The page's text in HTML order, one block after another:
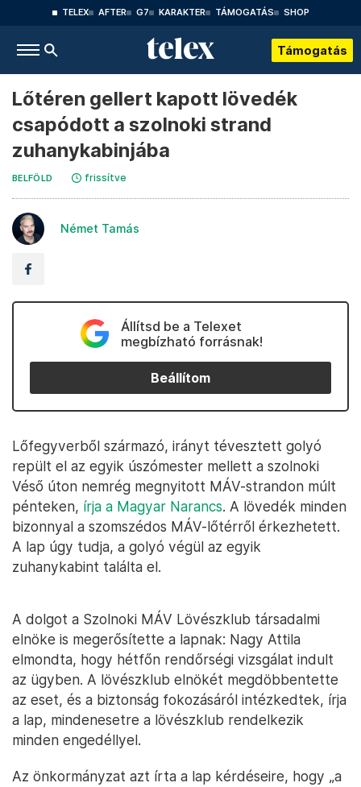
TELEX AFTER G7 KARAKTER TÁMOGATÁS SHOP
Támogatás
Lőtéren gellert kapott lövedék
csapódott a szolnoki strand
zuhanykabinjába
BELFÖLD frissítve
Német Tamás
Állítsd be a Telexet
megbízható forrásnak!
Beállítom
Lőfegyverből származó, irányt tévesztett golyó
repült el az egyik úszómester mellett a szolnoki
Véső úton nemrég megnyitott MÁV-strandon múlt
pénteken, írja a Magyar Narancs. A lövedék minden
bizonnyal a szomszédos MÁV-lőtérről érkezhetett.
A lap úgy tudja, a golyó végül az egyik
zuhanykabint találta el.
A dolgot a Szolnoki MÁV Lövészklub társadalmi
elnöke is megerősítette a lapnak: Nagy Attila
elmondta, hogy hétfőn rendőrségi vizsgálat indult
az ügyben. A lövészklub elnökét megdöbbentette
az eset, és a biztonság fokozásáról intézkedtek, írja
a lap, mindenesetre a lövészklub rendelkezik
minden engedéllyel.
Az önkormányzat azt írta a lap kérdéseire, hogy „a